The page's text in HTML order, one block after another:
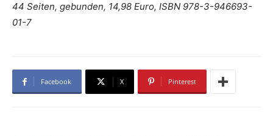
44 Seiten, gebunden, 14,98 Euro, ISBN 978-3-946693-
01-7
Facebook X Pinterest